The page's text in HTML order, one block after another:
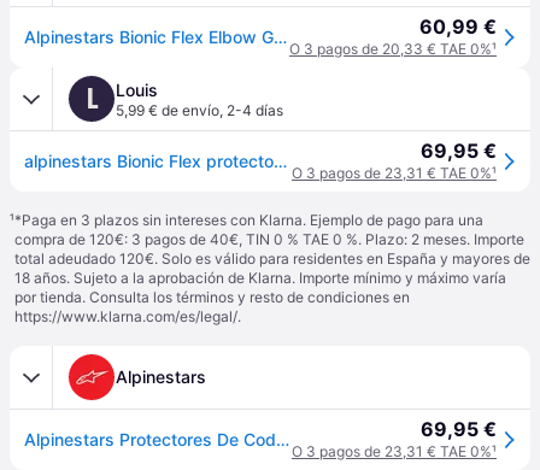
Alpinestars Bionic Flex Elbow Guards Negro L-XL 60,99 €
O 3 pagos de 20,33 € TAE 0%¹
L Louis
5,99 € de envío, 2-4 días
alpinestars Bionic Flex protector de codo Negro L/XL unisex 69,95 €
O 3 pagos de 23,31 € TAE 0%¹
¹*Paga en 3 plazos sin intereses con Klarna. Ejemplo de pago para una
compra de 120€: 3 pagos de 40€, TIN 0 % TAE 0 %. Plazo: 2 meses. Importe
total adeudado 120€. Solo es válido para residentes en España y mayores de
18 años. Sujeto a la aprobación de Klarna. Importe mínimo y máximo varía
por tienda. Consulta los términos y resto de condiciones en
https://www.klarna.com/es/legal/.
Alpinestars
Alpinestars Protectores De Codo Bionic Flex Black Red, Talla: L/XL 69,95 €
O 3 pagos de 23,31 € TAE 0%¹